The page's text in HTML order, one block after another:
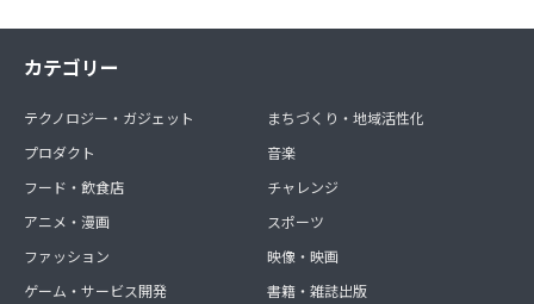
カテゴリー
テクノロジー・ガジェット
プロダクト
フード・飲食店
アニメ・漫画
ファッション
ゲーム・サービス開発
まちづくり・地域活性化
音楽
チャレンジ
スポーツ
映像・映画
書籍・雑誌出版